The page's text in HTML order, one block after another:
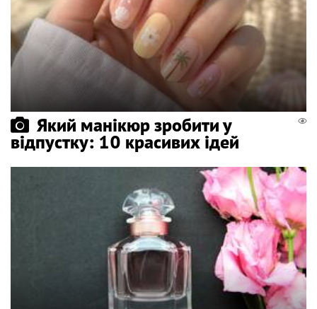
Який манікюр зробити у
відпустку: 10 красивих ідей